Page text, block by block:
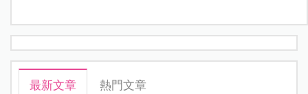
最新文章 熱門文章